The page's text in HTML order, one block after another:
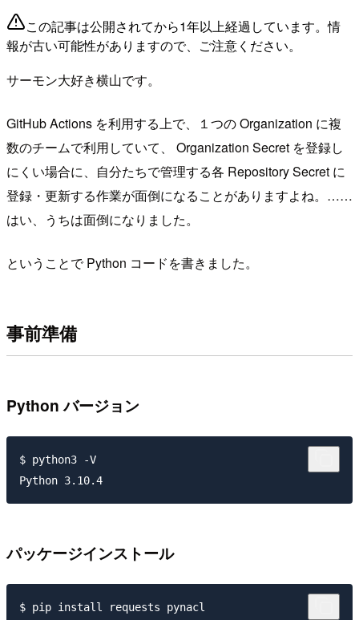
この記事は公開されてから1年以上経過しています。情
報が古い可能性がありますので、ご注意ください。
サーモン大好き横山です。
GitHub Actions を利用する上で、１つの Organization に複
数のチームで利用していて、 Organization Secret を登録し
にくい場合に、自分たちで管理する各 Repository Secret に
登録・更新する作業が面倒になることがありますよね。……
はい、うちは面倒になりました。
ということで Python コードを書きました。
事前準備
Python バージョン
$ python3 -V
パッケージインストール